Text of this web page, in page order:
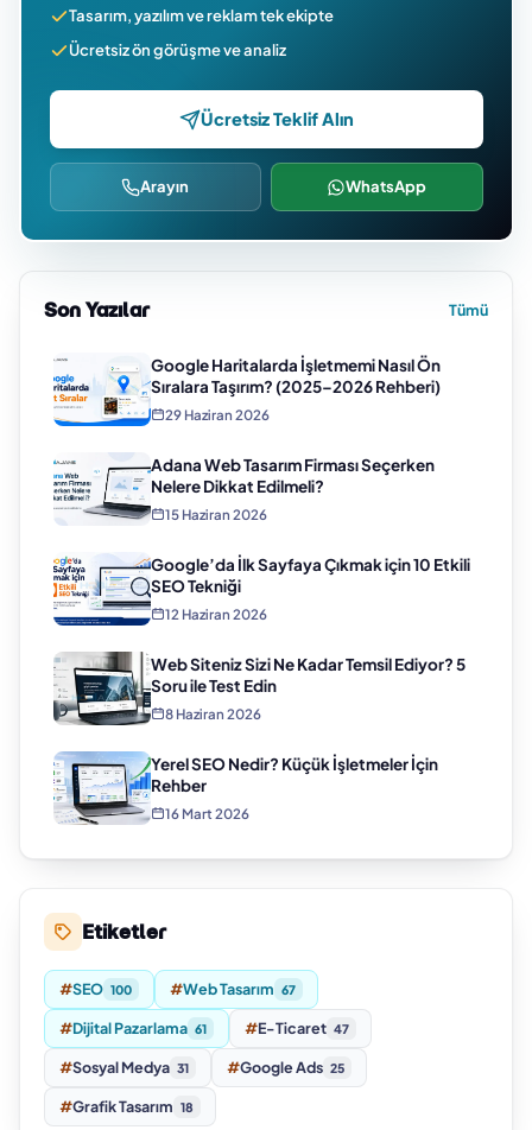
Tasarım, yazılım ve reklam tek ekipte
Ücretsiz ön görüşme ve analiz
Ücretsiz Teklif Alın
Arayın WhatsApp
Son Yazılar Tümü
Google Haritalarda İşletmemi Nasıl Ön
Sıralara Taşırım? (2025–2026 Rehberi)
29 Haziran 2026
Adana Web Tasarım Firması Seçerken
Nelere Dikkat Edilmeli?
15 Haziran 2026
Google’da İlk Sayfaya Çıkmak için 10 Etkili
SEO Tekniği
12 Haziran 2026
Web Siteniz Sizi Ne Kadar Temsil Ediyor? 5
Soru ile Test Edin
8 Haziran 2026
Yerel SEO Nedir? Küçük İşletmeler İçin
Rehber
16 Mart 2026
Etiketler
#SEO 100 #Web Tasarım 67
#Dijital Pazarlama 61 #E-Ticaret 47
#Sosyal Medya 31 #Google Ads 25
#Grafik Tasarım 18